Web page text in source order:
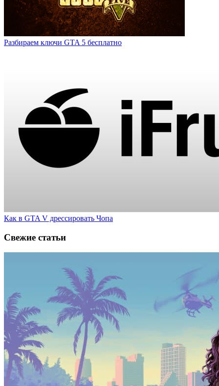
Разбираем ключи GTA 5 бесплатно
Как в GTA V дрессировать Чопа
Свежие статьи